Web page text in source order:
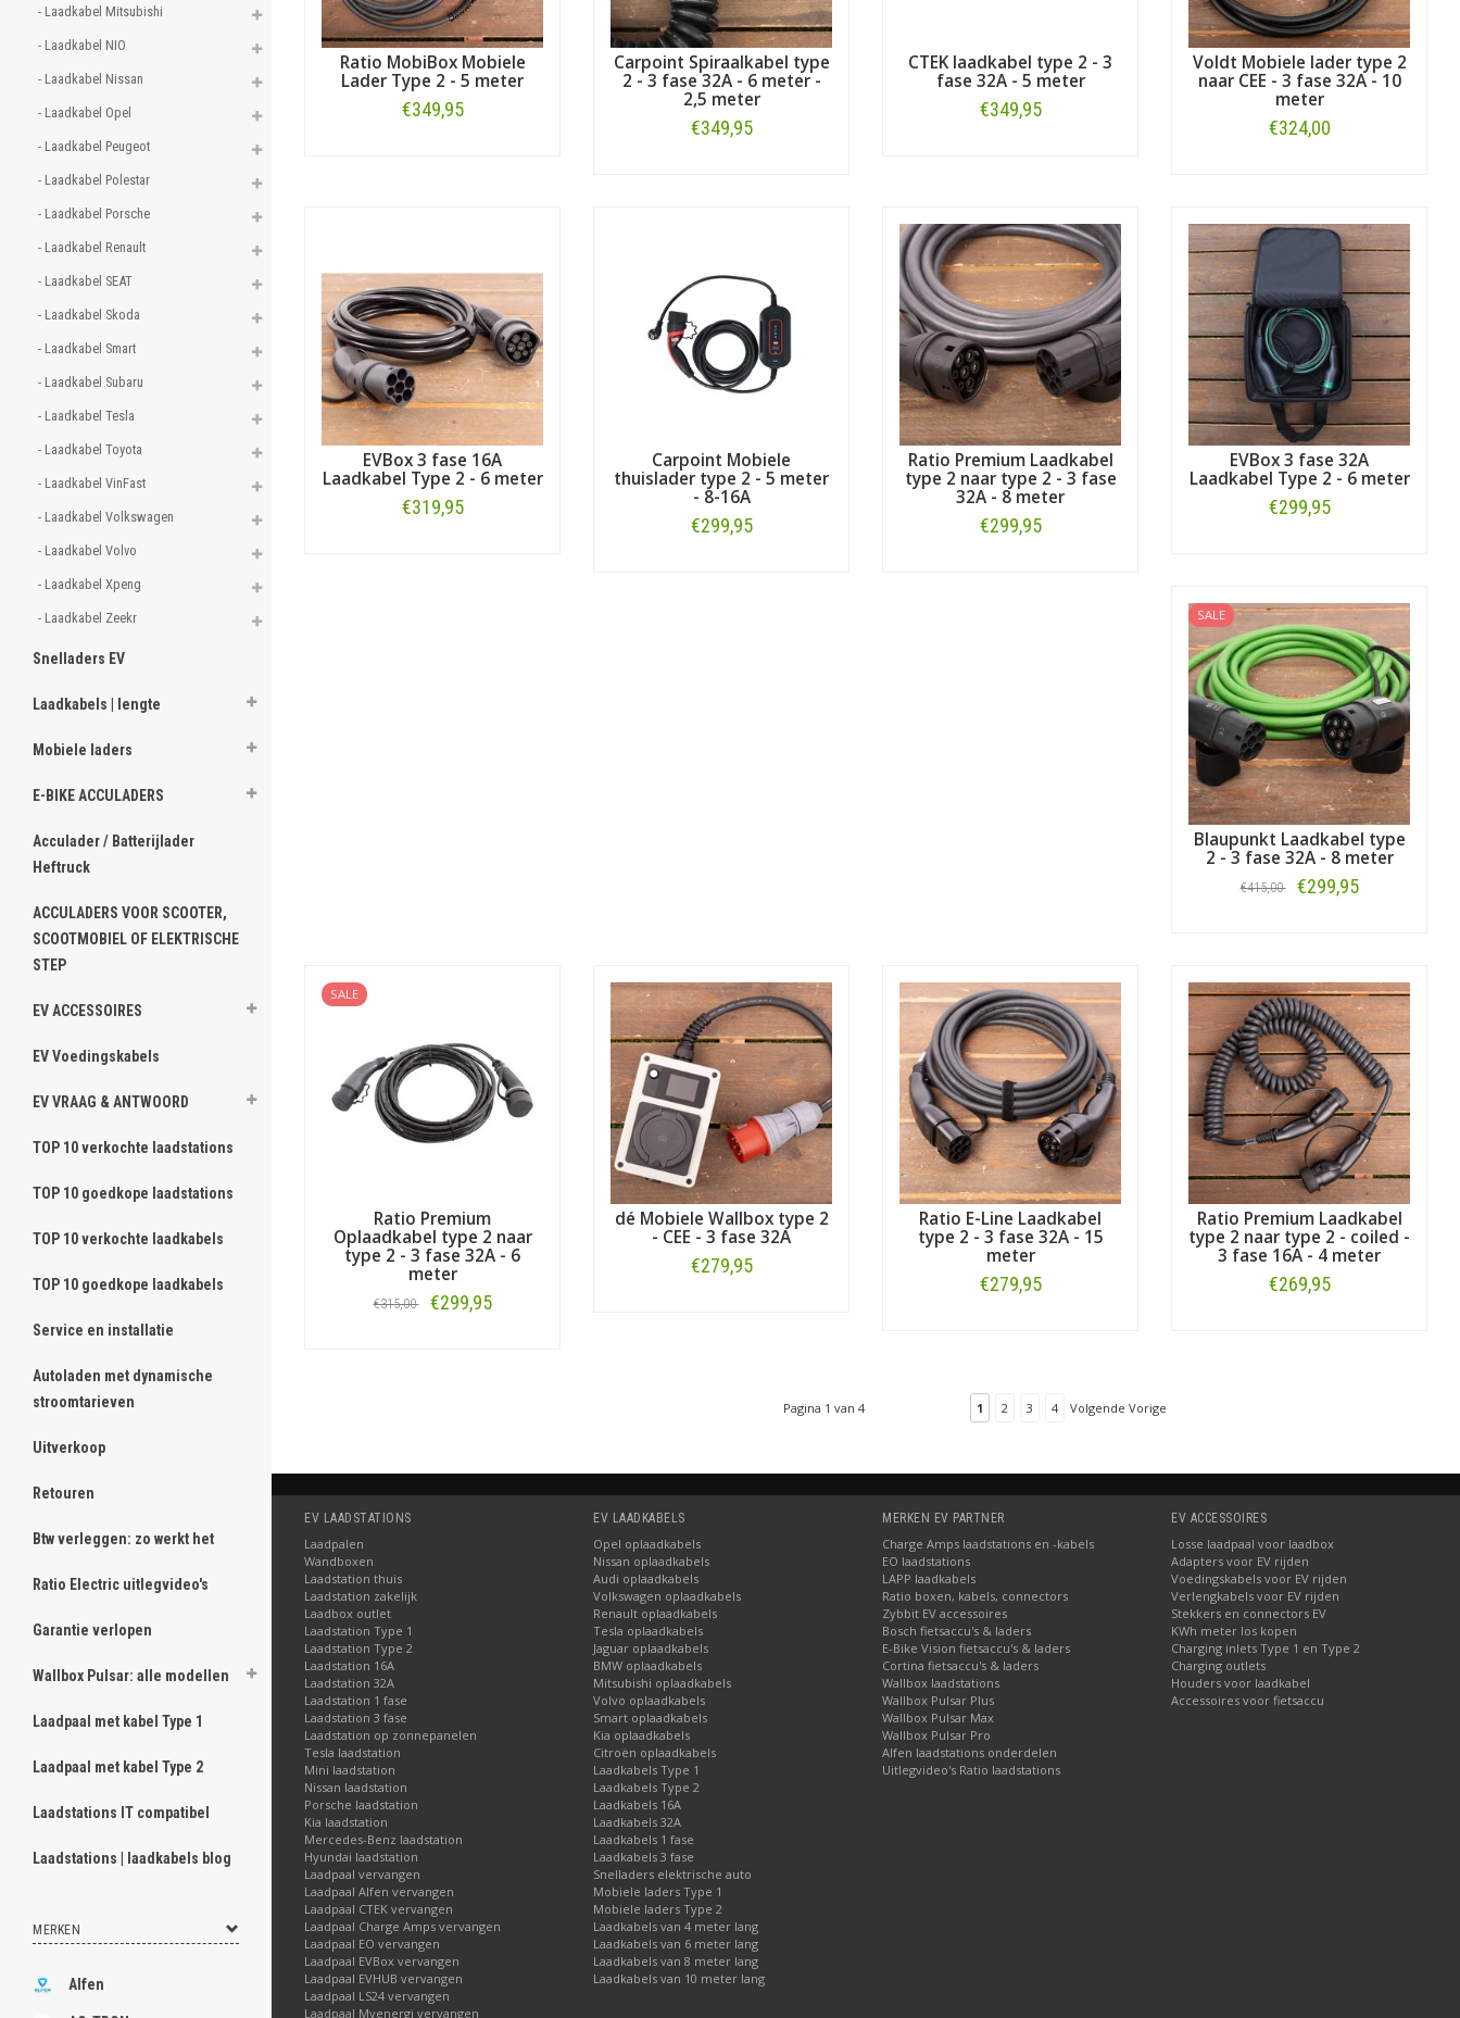
- Laadkabel Mitsubishi
- Laadkabel NIO
- Laadkabel Nissan
- Laadkabel Opel
- Laadkabel Peugeot
- Laadkabel Polestar
- Laadkabel Porsche
- Laadkabel Renault
- Laadkabel SEAT
- Laadkabel Skoda
- Laadkabel Smart
- Laadkabel Subaru
- Laadkabel Tesla
- Laadkabel Toyota
- Laadkabel VinFast
- Laadkabel Volkswagen
- Laadkabel Volvo
- Laadkabel Xpeng
- Laadkabel Zeekr
Snelladers EV
Laadkabels | lengte
Mobiele laders
E-BIKE ACCULADERS
Acculader / Batterijlader
Heftruck
ACCULADERS VOOR SCOOTER,
SCOOTMOBIEL OF ELEKTRISCHE
STEP
EV ACCESSOIRES
EV Voedingskabels
EV VRAAG & ANTWOORD
TOP 10 verkochte laadstations
TOP 10 goedkope laadstations
TOP 10 verkochte laadkabels
TOP 10 goedkope laadkabels
Service en installatie
Autoladen met dynamische
stroomtarieven
Uitverkoop
Retouren
Btw verleggen: zo werkt het
Ratio Electric uitlegvideo's
Garantie verlopen
Wallbox Pulsar: alle modellen
Laadpaal met kabel Type 1
Laadpaal met kabel Type 2
Laadstations IT compatibel
Laadstations | laadkabels blog
MERKEN
Alfen
Ratio MobiBox Mobiele
Lader Type 2 - 5 meter
€349,95
Carpoint Spiraalkabel type
2 - 3 fase 32A - 6 meter -
2,5 meter
€349,95
CTEK laadkabel type 2 - 3
fase 32A - 5 meter
€349,95
Voldt Mobiele lader type 2
naar CEE - 3 fase 32A - 10
meter
€324,00
EVBox 3 fase 16A
Laadkabel Type 2 - 6 meter
€319,95
Carpoint Mobiele
thuislader type 2 - 5 meter
- 8-16A
€299,95
Ratio Premium Laadkabel
type 2 naar type 2 - 3 fase
32A - 8 meter
€299,95
EVBox 3 fase 32A
Laadkabel Type 2 - 6 meter
€299,95
SALE
Blaupunkt Laadkabel type
2 - 3 fase 32A - 8 meter
€415,00 €299,95
SALE
Ratio Premium
Oplaadkabel type 2 naar
type 2 - 3 fase 32A - 6
meter
€315,00 €299,95
dé Mobiele Wallbox type 2
- CEE - 3 fase 32A
€279,95
Ratio E-Line Laadkabel
type 2 - 3 fase 32A - 15
meter
€279,95
Ratio Premium Laadkabel
type 2 naar type 2 - coiled -
3 fase 16A - 4 meter
€269,95
Pagina 1 van 4 1 2 3 4 Volgende Vorige
EV LAADSTATIONS
Laadpalen
Wandboxen
Laadstation thuis
Laadstation zakelijk
Laadbox outlet
Laadstation Type 1
Laadstation Type 2
Laadstation 16A
Laadstation 32A
Laadstation 1 fase
Laadstation 3 fase
Laadstation op zonnepanelen
Tesla laadstation
Mini laadstation
Nissan laadstation
Porsche laadstation
Kia laadstation
Mercedes-Benz laadstation
Hyundai laadstation
Laadpaal vervangen
Laadpaal Alfen vervangen
Laadpaal CTEK vervangen
Laadpaal Charge Amps vervangen
Laadpaal EO vervangen
Laadpaal EVBox vervangen
Laadpaal EVHUB vervangen
Laadpaal LS24 vervangen
Laadpaal Myenergi vervangen
EV LAADKABELS
Opel oplaadkabels
Nissan oplaadkabels
Audi oplaadkabels
Volkswagen oplaadkabels
Renault oplaadkabels
Tesla oplaadkabels
Jaguar oplaadkabels
BMW oplaadkabels
Mitsubishi oplaadkabels
Volvo oplaadkabels
Smart oplaadkabels
Kia oplaadkabels
Citroën oplaadkabels
Laadkabels Type 1
Laadkabels Type 2
Laadkabels 16A
Laadkabels 32A
Laadkabels 1 fase
Laadkabels 3 fase
Snelladers elektrische auto
Mobiele laders Type 1
Mobiele laders Type 2
Laadkabels van 4 meter lang
Laadkabels van 6 meter lang
Laadkabels van 8 meter lang
Laadkabels van 10 meter lang
MERKEN EV PARTNER
Charge Amps laadstations en -kabels
EO laadstations
LAPP laadkabels
Ratio boxen, kabels, connectors
Zybbit EV accessoires
Bosch fietsaccu's & laders
E-Bike Vision fietsaccu's & laders
Cortina fietsaccu's & laders
Wallbox laadstations
Wallbox Pulsar Plus
Wallbox Pulsar Max
Wallbox Pulsar Pro
Alfen laadstations onderdelen
Uitlegvideo's Ratio laadstations
EV ACCESSOIRES
Losse laadpaal voor laadbox
Adapters voor EV rijden
Voedingskabels voor EV rijden
Verlengkabels voor EV rijden
Stekkers en connectors EV
KWh meter los kopen
Charging inlets Type 1 en Type 2
Charging outlets
Houders voor laadkabel
Accessoires voor fietsaccu